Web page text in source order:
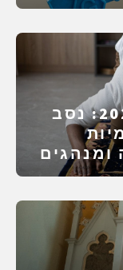
תרומת זרע באסלאם 2025: נסב
ומנהגים